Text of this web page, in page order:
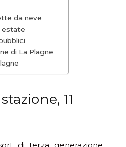
da neve
estate
di La Plagne
11